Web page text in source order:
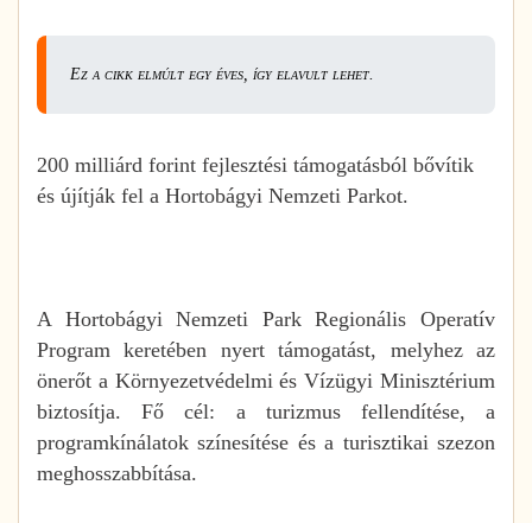
Ez a cikk elmúlt egy éves, így elavult lehet.
200 milliárd forint fejlesztési támogatásból bővítik
és újítják fel a Hortobágyi Nemzeti Parkot.
A Hortobágyi Nemzeti Park Regionális Operatív
Program keretében nyert támogatást, melyhez az
önerőt a Környezetvédelmi és Vízügyi Minisztérium
biztosítja. Fő cél: a turizmus fellendítése, a
programkínálatok színesítése és a turisztikai szezon
meghosszabbítása.